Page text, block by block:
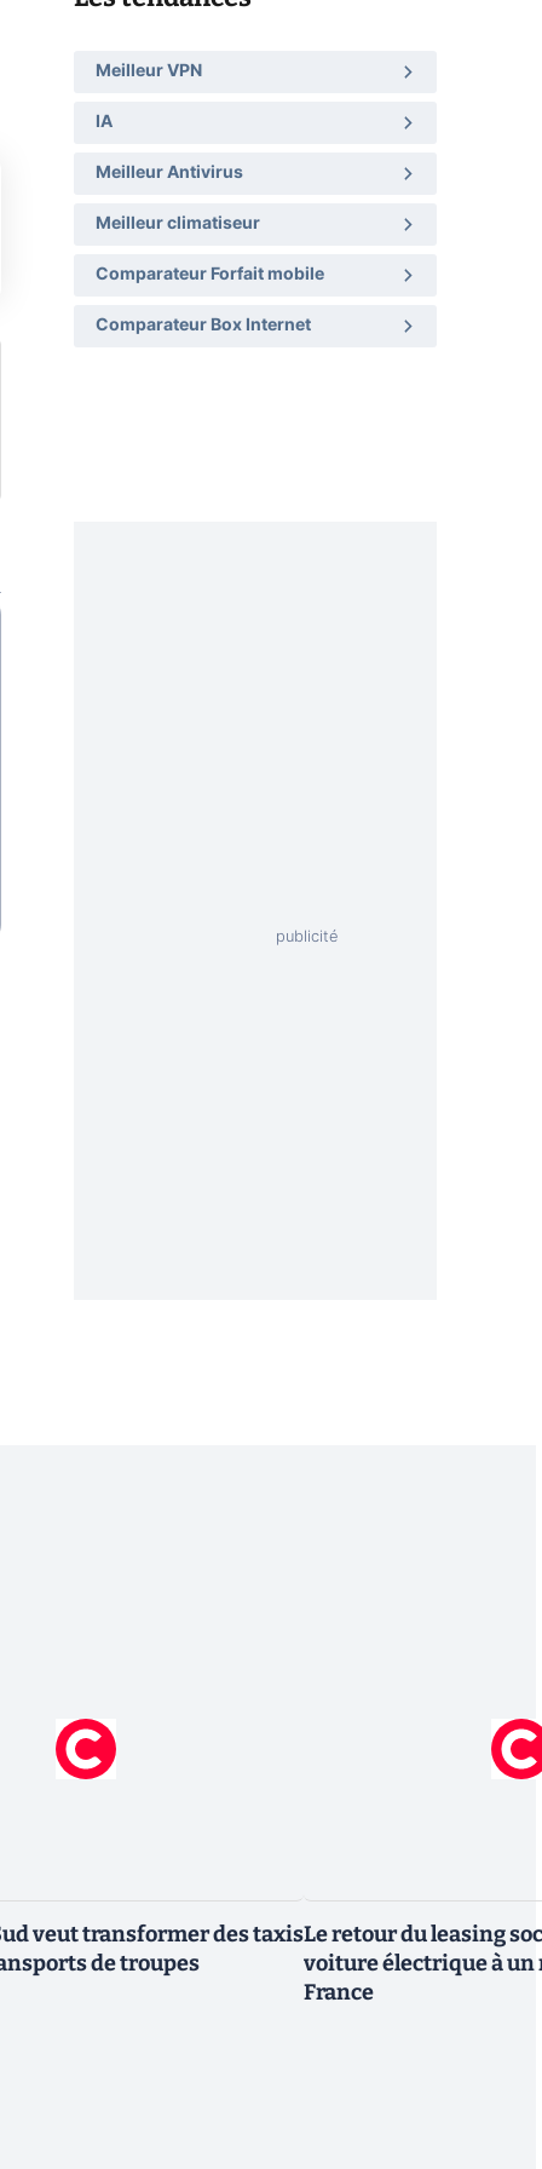
Meilleur VPN
IA
Meilleur Antivirus
Meilleur climatiseur
Comparateur Forfait mobile
Comparateur Box Internet
veut transformer des taxis
de troupes
Le retour du leasing
voiture électrique à
France